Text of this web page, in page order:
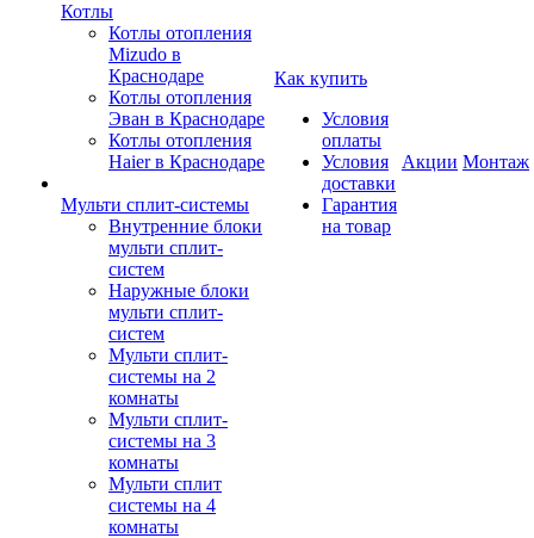
Котлы
Котлы отопления
Mizudo в
Краснодаре
Котлы отопления
Эван в Краснодаре
Котлы отопления
Haier в Краснодаре
Мульти сплит-системы
Внутренние блоки
мульти сплит-
систем
Наружные блоки
мульти сплит-
систем
Мульти сплит-
системы на 2
комнаты
Мульти сплит-
системы на 3
комнаты
Мульти сплит
системы на 4
комнаты
Как купить
Условия
оплаты
Условия
доставки
Гарантия
на товар
Акции Монтаж